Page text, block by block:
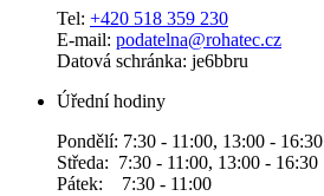
Tel: +420 518 359 230
E-mail: podatelna@rohatec.cz
Datová schránka: je6bbru
Úřední hodiny
Pondělí: 7:30 - 11:00, 13:00 - 16:30
Středa: 7:30 - 11:00, 13:00 - 16:30
Pátek: 7:30 - 11:00